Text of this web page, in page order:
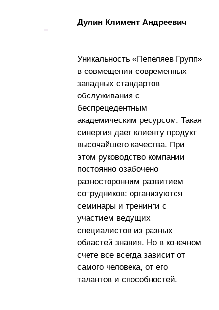
Дулин Климент Андреевич
Уникальность «Пепеляев Групп»
в совмещении современных
западных стандартов
обслуживания с
беспрецедентным
академическим ресурсом. Такая
синергия дает клиенту продукт
высочайшего качества. При
этом руководство компании
постоянно озабочено
разносторонним развитием
сотрудников: организуются
семинары и тренинги с
участием ведущих
специалистов из разных
областей знания. Но в конечном
счете все всегда зависит от
самого человека, от его
талантов и способностей.